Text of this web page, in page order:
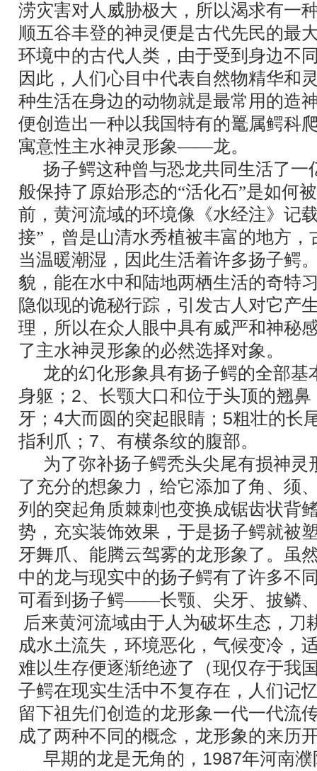
涝灾害对人威胁极大，所以渴求有一
顺五谷丰登的神灵便是古代先民的最
环境中的古代人类，由于受到身边不
因此，人们心目中代表自然物精华和
种生活在身边的动物就是最常用的造
便创造出一种以我国特有的鼍属鳄科
寓意性主水神灵形象――龙。
扬子鳄这种曾与恐龙共同生活了一
般保持了原始形态的“活化石”是如何
前，黄河流域的环境像《水经注》记
接”，曾是山清水秀植被丰富的地方
当温暖潮湿，因此生活着许多扬子鳄
貌，能在水中和陆地两栖生活的奇特
隐似现的诡秘行踪，引发古人对它产
理，所以在众人眼中具有威严和神
了主水神灵形象的必然选择对象。
龙的幻化形象具有扬子鳄的全部基
身躯； 2、长颚大口和位于头顶的翘鼻
牙； 4大而圆的突起眼睛； 5粗壮的长
指利爪； 7、有横条纹的腹部。
为了弥补扬子鳄秃头尖尾有损神灵
了充分的想象力，给它添加了角、须
列的突起角质棘刺也变换成锯齿状背
势，充实装饰效果，于是扬子鳄就被
牙舞爪、能腾云驾雾的龙形象了。虽
中的龙与现实中的扬子鳄有了许多不
可看到扬子鳄――长颚、尖牙、披鳞
后来黄河流域由于人为破坏生态，刀
成水土流失，环境恶化，气候变冷，
难以生存便逐渐绝迹了（现仅存于我
子鳄在现实生活中不复存在，人们记
留下祖先们创造的龙形象一代一代流
成了两种不同的概念，龙形象的来历
早期的龙是无角的， 1987年河南